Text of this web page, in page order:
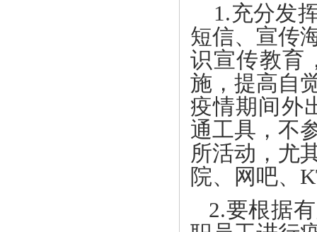
1.充分发
短信、宣传
识宣传教育
施，提高自
疫情期间外
通工具，不
所活动，尤
院、网吧、
2.要根据